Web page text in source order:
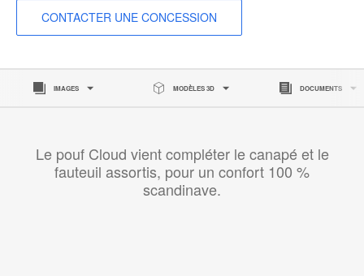
CONTACTER UNE CONCESSION
IMAGES MODÈLES 3D DOCUMENTS
Le pouf Cloud vient compléter le canapé et le
fauteuil assortis, pour un confort 100 %
scandinave.